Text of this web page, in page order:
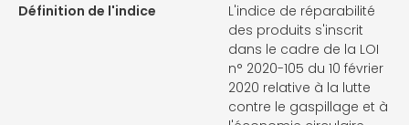
Définition de l'indice
L'indice de réparabilité
des produits s'inscrit
dans le cadre de la LOI
n° 2020-105 du 10 février
2020 relative à la lutte
contre le gaspillage et à